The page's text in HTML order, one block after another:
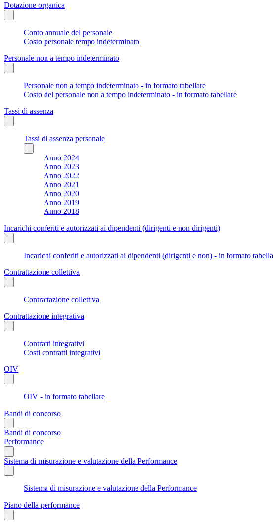
Dotazione organica
Conto annuale del personale
Costo personale tempo indeterminato
Personale non a tempo indeterminato
Personale non a tempo indeterminato - in formato tabellare
Costo del personale non a tempo indeterminato - in formato tabellare
Tassi di assenza
Tassi di assenza personale
Anno 2024
Anno 2023
Anno 2022
Anno 2021
Anno 2020
Anno 2019
Anno 2018
Incarichi conferiti e autorizzati ai dipendenti (dirigenti e non dirigenti)
Incarichi conferiti e autorizzati ai dipendenti (dirigenti e non) - in formato
Contrattazione collettiva
Contrattazione collettiva
Contrattazione integrativa
Contratti integrativi
Costi contratti integrativi
OIV
OIV - in formato tabellare
Bandi di concorso
Bandi di concorso
Performance
Sistema di misurazione e valutazione della Performance
Sistema di misurazione e valutazione della Performance
Piano della performance